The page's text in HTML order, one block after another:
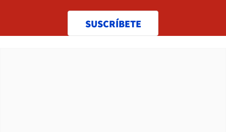
SUSCRÍBETE